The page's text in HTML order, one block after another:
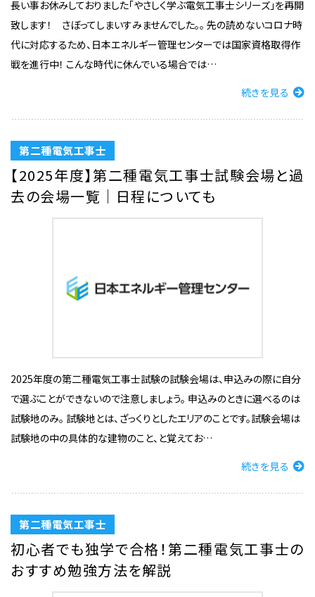
長い事お休みしておりました「やさしく学ぶ電気工事士シリーズ」を再開
致します！ さぼってしまいすみませんでした。。 先の読めないコロナ時
代に対応するため、日本エネルギー管理センターでは国家資格取得作
戦を進行中！ こんな時代に休んでいる場合では…
続きを見る
第二種電気工事士
【2025年度】第二種電気工事士試験会場と過
去の会場一覧｜日程についても
2025年度の第二種電気工事士試験の試験会場は、申込みの際に自分
で選ぶことができないので注意しましょう。 申込みのときに選べるのは
試験地のみ。 試験地とは、ざっくりとしたエリアのことです。試験会場は
試験地の中の具体的な建物のこと、と覚えてお…
続きを見る
第二種電気工事士
初心者でも独学で合格！第二種電気工事士の
おすすめ勉強方法を解説